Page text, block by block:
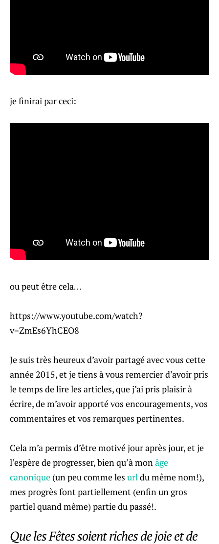
je finirai par ceci:
ou peut être cela…
https://www.youtube.com/watch?
v=ZmEs6YhCEO8
Je suis très heureux d’avoir partagé avec vous cette
année 2015, et je tiens à vous remercier d’avoir pris
le temps de lire les articles, que j’ai pris plaisir à
écrire, de m’avoir apporté vos encouragements, vos
commentaires et vos remarques pertinentes.
Cela m’a permis d’être motivé jour après jour, et je
l’espère de progresser, bien qu’à monâge
canonique (un peu comme les urldu même nom!),
mes progrès font partiellement (enfin un gros
partiel quand même) partie du passé!.
Que les Fêtes soient riches de joie et de